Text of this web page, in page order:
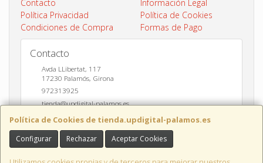
Política de Cookies de tienda.updigital-palamos.es
Configurar Rechazar Aceptar Cookies
Contacto
Información Legal
Política Privacidad
Política de Cookies
Condiciones de Compra
Formas de Pago
Contacto
Avda LLibertat, 117
17230 Palamós, Girona
972313925
tienda@updigital-palamos.es
Horario